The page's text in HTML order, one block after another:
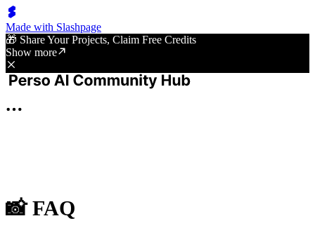
Made with Slashpage
🎁 Share Your Projects, Claim Free Credits
Show more
📸 FAQ